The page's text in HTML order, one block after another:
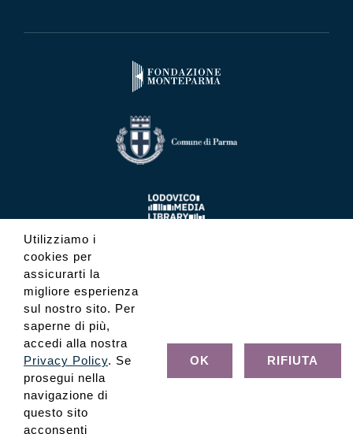
Utilizziamo i
cookies per
assicurarti la
migliore esperienza
sul nostro sito. Per
saperne di più,
accedi alla nostra
Privacy Policy. Se
prosegui nella
navigazione di
questo sito
acconsenti
OK RIFIUTA